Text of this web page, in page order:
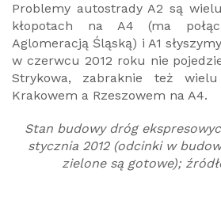
Problemy autostrady A2 są
kłopotach na A4 (ma
Aglomeracją Śląską) i A1
w czerwcu 2012 roku nie
Strykowa, zabraknie też
Krakowem a Rzeszowem na A4.
Stan budowy dróg
stycznia 2012 (odcinki w
zielone są gotowe);